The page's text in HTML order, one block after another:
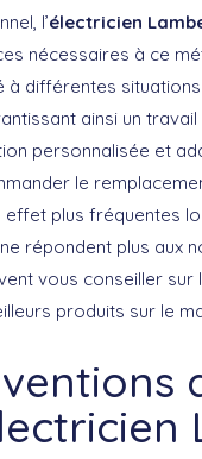
l’électricien
nécessaires à ce
différentes
ainsi un
personnalisée et
le
plus fréquentes
répondent plus aux
vous conseiller
produits sur le